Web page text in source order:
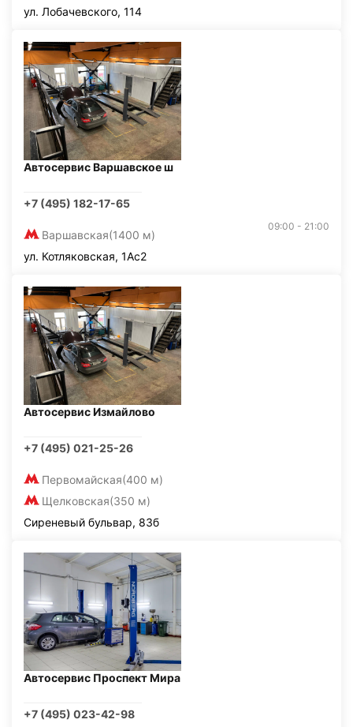
ул. Лобачевского, 114
Автосервис Варшавское ш
+7 (495) 182-17-65
Варшавская(1400 м)
09:00 - 21:00
ул. Котляковская, 1Ас2
Автосервис Измайлово
+7 (495) 021-25-26
Первомайская(400 м)
Щелковская(350 м)
Сиреневый бульвар, 83б
Автосервис Проспект Мира
+7 (495) 023-42-98